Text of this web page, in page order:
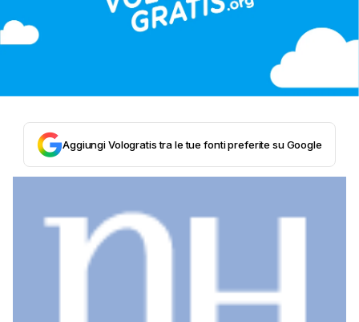
Aggiungi Vologratis tra le tue fonti preferite su Google